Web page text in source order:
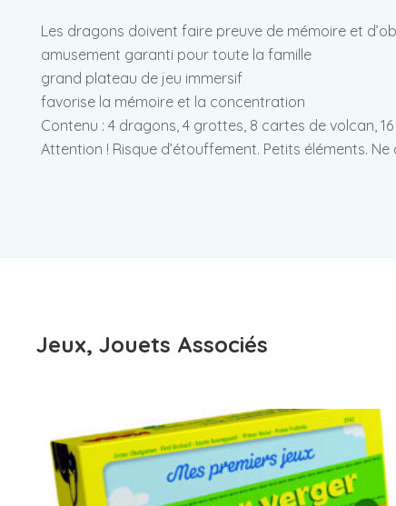
Les dragons doivent faire preuve de mémoire et
amusement garanti pour toute la famille
grand plateau de jeu immersif
favorise la mémoire et la concentration
Contenu : 4 dragons, 4 grottes, 8 cartes de volcan,
Attention ! Risque d’étouffement. Petits éléments.
Jeux, Jouets Associés